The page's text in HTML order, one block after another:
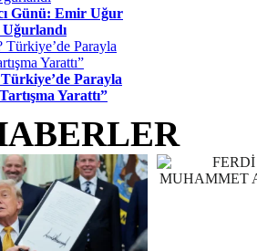
Günü: Emir Uğur
Parayla
Yarattı”